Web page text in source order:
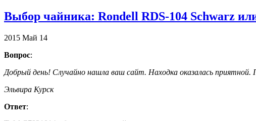
Выбор чайника: Rondell RDS-104 Schwarz
2015 Май 14
Вопрос:
Добрый день! Случайно нашла ваш сайт. Находка оказалась
Эльвира Курск
Ответ: